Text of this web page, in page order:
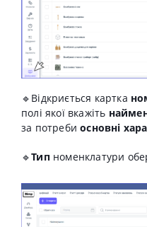
🔹Відкриється картка
полі якої вкажіть
за потреби основні
🔹Тип номенклатури